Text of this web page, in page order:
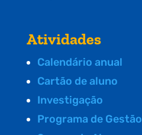
Atividades
Calendário anual
Cartão de aluno
Investigação
Programa de Gestão